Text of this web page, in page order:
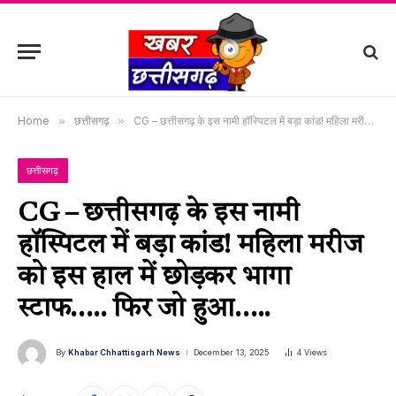
Home » छत्तीसगढ़ » CG – छत्तीसगढ़ के इस नामी हॉस्पिटल में बड़ा कांड! महिला मरीज को इस हाल में छोड़कर भागा स्टाफ….. फिर जो हुआ…..
छत्तीसगढ़
CG – छत्तीसगढ़ के इस नामी
हॉस्पिटल में बड़ा कांड! महिला मरीज
को इस हाल में छोड़कर भागा
स्टाफ….. फिर जो हुआ…..
By Khabar Chhattisgarh News December 13, 2025 4 Views